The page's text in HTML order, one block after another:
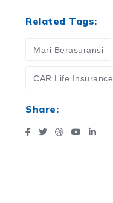
Related Tags:
Mari Berasuransi
CAR Life Insurance
Share: